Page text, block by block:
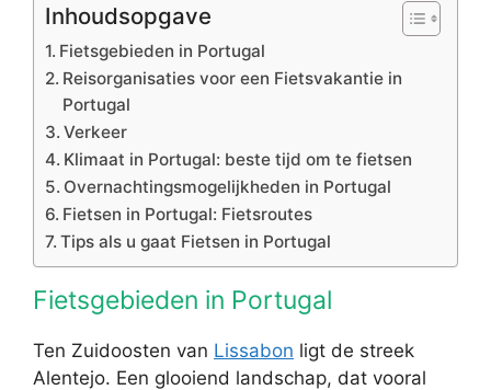
Inhoudsopgave
Fietsgebieden in Portugal
Reisorganisaties voor een Fietsvakantie in
Portugal
Verkeer
Klimaat in Portugal: beste tijd om te fietsen
Overnachtingsmogelijkheden in Portugal
Fietsen in Portugal: Fietsroutes
Tips als u gaat Fietsen in Portugal
Fietsgebieden in Portugal
Ten Zuidoosten van Lissabon ligt de streek
Alentejo. Een glooiend landschap, dat vooral